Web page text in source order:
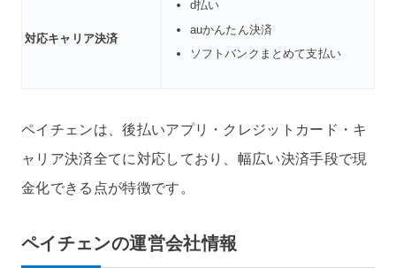
対応キャリア決済
d払い
auかんたん決済
ソフトバンクまとめて支払い
ペイチェンは、後払いアプリ・クレジットカード・キ
ャリア決済全てに対応しており、幅広い決済手段で現
金化できる点が特徴です。
ペイチェンの運営会社情報